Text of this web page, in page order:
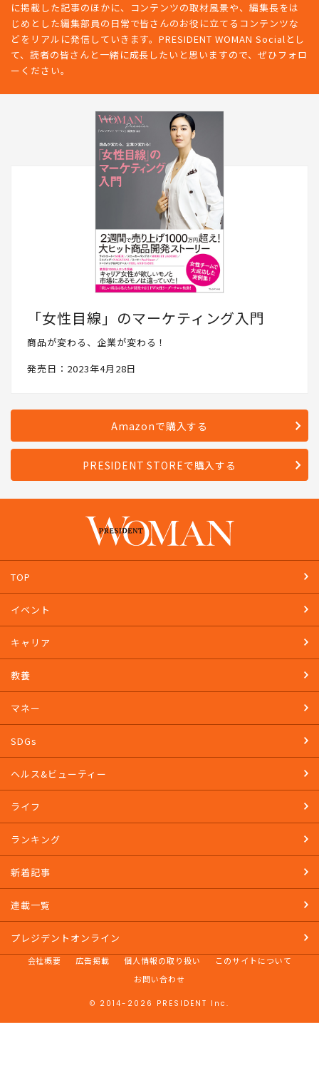
に掲載した記事のほかに、コンテンツの取材風景や、編集長をは
じめとした編集部員の日常で皆さんのお役に立てるコンテンツな
どをリアルに発信していきます。PRESIDENT WOMAN Socialとし
て、読者の皆さんと一緒に成長したいと思いますので、ぜひフォロ
ーください。
「女性目線」のマーケティング入門
商品が変わる、企業が変わる！
発売日：2023年4月28日
Amazonで購入する
PRESIDENT STOREで購入する
TOP
イベント
キャリア
教養
マネー
SDGs
ヘルス&ビューティー
ライフ
ランキング
新着記事
連載一覧
プレジデントオンライン
会社概要 広告掲載 個人情報の取り扱い
このサイトについて
お問い合わせ
© 2014-2026 PRESIDENT Inc.